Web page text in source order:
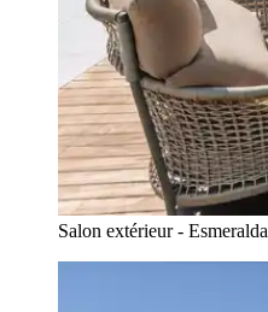
Salon extérieur - Esmeralda